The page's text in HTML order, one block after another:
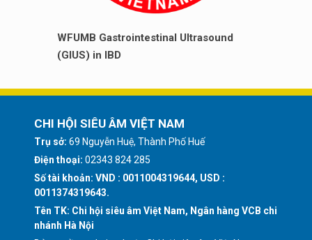
WFUMB Gastrointestinal Ultrasound
(GIUS) in IBD
CHI HỘI SIÊU ÂM VIỆT NAM
Trụ sở: 69 Nguyễn Huệ, Thành Phố Huế
Điện thoại: 02343 824 285
Số tài khoản: VND : 0011004319644, USD :
0011374319643.
Tên TK: Chi hội siêu âm Việt Nam, Ngân hàng VCB chi
nhánh Hà Nội